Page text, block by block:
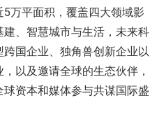
万平面积，覆盖四大领域影
、智慧城市与生活，未来科
国企业、独角兽创新企业以
以及邀请全球的生态伙伴，
资本和媒体参与共谋国际盛